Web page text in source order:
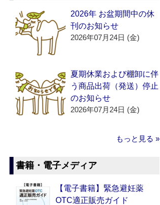
2026年 お盆期間中の休
刊のお知らせ
2026年07月24日 (金)
夏期休業および棚卸に伴
う商品出荷（発送）停止
のお知らせ
2026年07月24日 (金)
もっと見る »
書籍・電子メディア
【電子書籍】緊急避妊薬
OTC適正販売ガイド